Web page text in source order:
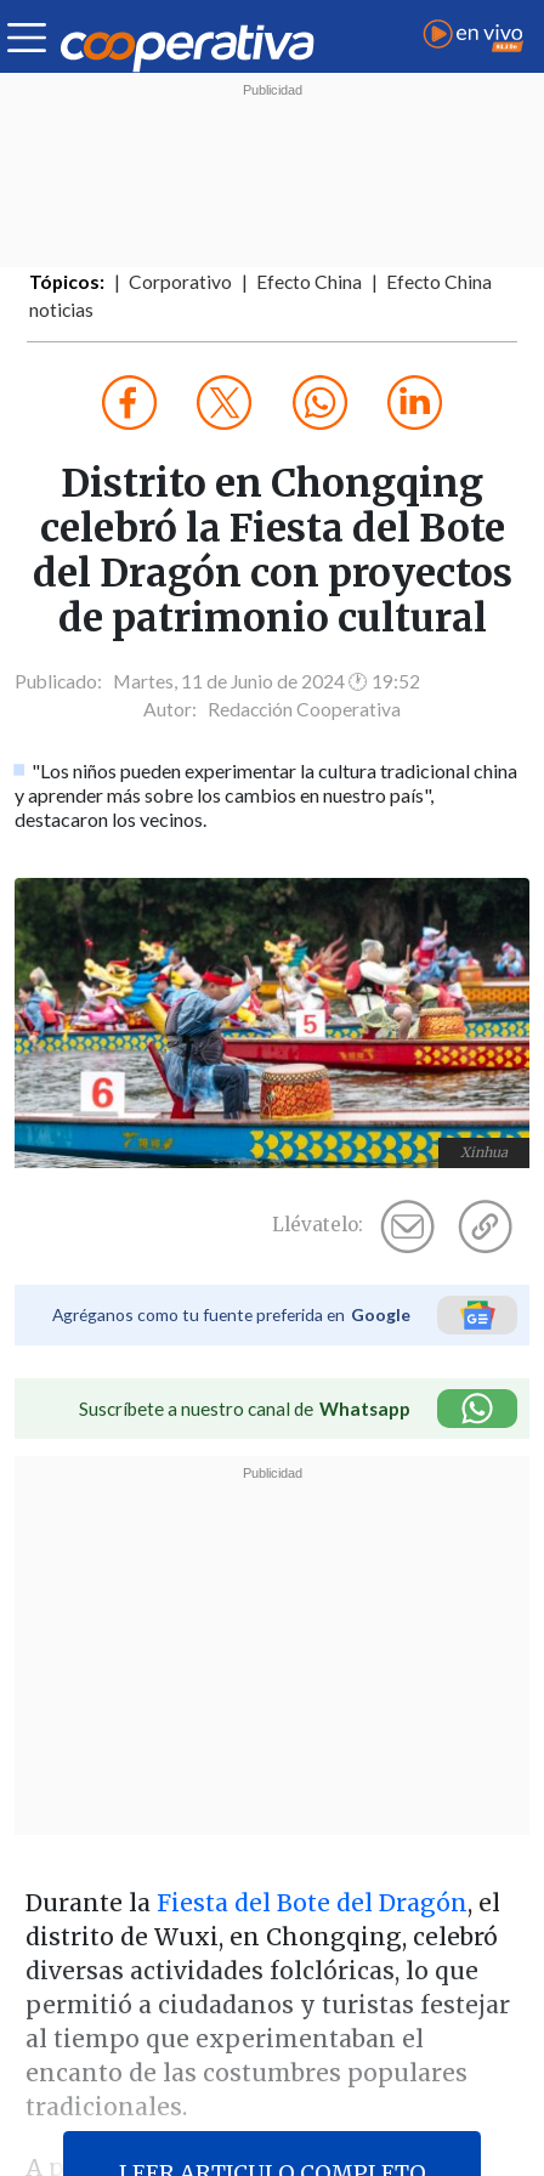
Tópicos: Corporativo Efecto China
Efecto China
noticias
Distrito en Chongqing
celebró la Fiesta del Bote
del Dragón con proyectos
de patrimonio cultural
Publicado: Martes, 11 de Junio de 2024 🕐 19:52
Autor: Redacción Cooperativa
"Los niños pueden experimentar la cultura tradicional china
y aprender más sobre los cambios en nuestro país",
destacaron los vecinos.
Xinhua
Llévatelo:
Agréganos como tu fuente preferida en Google
Suscríbete a nuestro canal de Whatsapp
Durante la Fiesta del Bote del Dragón, el
distrito de Wuxi, en Chongqing, celebró
diversas actividades folclóricas, lo que
permitió a ciudadanos y turistas festejar
al tiempo que experimentaban el
encanto de las costumbres populares
tradicionales.
A primera hora de la mañana, bajo la